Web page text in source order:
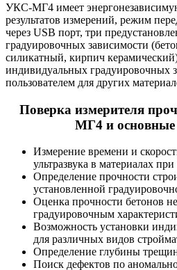
УКС-МГ4 имеет
результатов измерений, режим
через USB порт, три
градуировочных зависимости
силикатный, кирпич
индивидуальных градуировочных
пользователем для других
Поверка измерителя
МГ4 и
Измерение времени и
ультразвука в материалах
Определение прочности
установленной
Оценка прочности бетонов
градуировочным
Возможность установки
для различных видов
Определение глубины
Поиск дефектов по